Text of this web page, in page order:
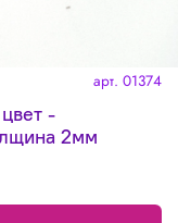
арт. 01374
-
2мм